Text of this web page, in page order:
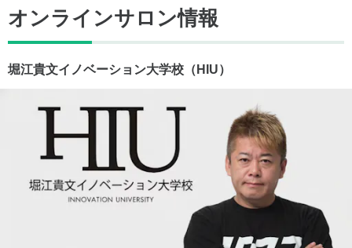
オンラインサロン情報
堀江貴文イノベーション大学校（HIU）